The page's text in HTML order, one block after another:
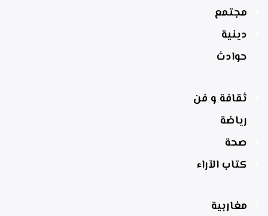
مجتمع
دينية
حوادث
ثقافة و فن
رياضة
صحة
كتاب الآراء
مغاربية